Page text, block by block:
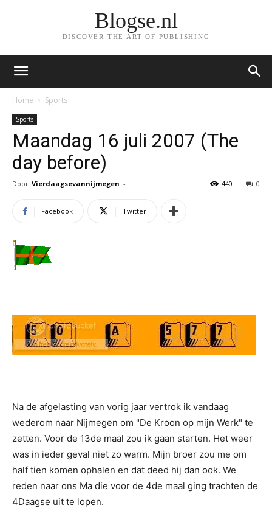
Blogse.nl
DISCOVER THE ART OF PUBLISHING
Home Sports
Sports
Maandag 16 juli 2007 (The
day before)
Door Vierdaagsevannijmegen - 0
440
Facebook Twitter
Na de afgelasting van vorig jaar vertrok ik vandaag
wederom naar Nijmegen om "De Kroon op mijn Werk" te
zetten. Voor de 13de maal zou ik gaan starten. Het weer
was in ieder geval niet zo warm. Mijn broer zou me om
half tien komen ophalen en dat deed hij dan ook. We
reden naar ons Ma die voor de 4de maal ging trachten de
4Daagse uit te lopen.